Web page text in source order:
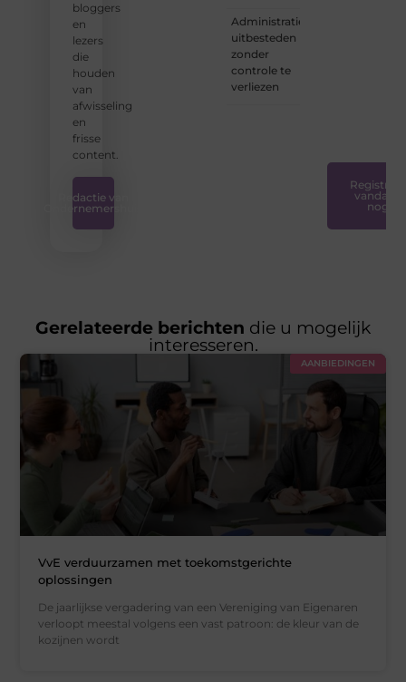
bloggers
en
lezers
die
houden
van
afwisseling
en
frisse
content.
Redactie van
Ondernemershuis
Administratie
uitbesteden
zonder
controle te
verliezen
Registreer
vandaag
nog
Gerelateerde berichten die u mogelijk
interesseren.
AANBIEDINGEN
VvE verduurzamen met toekomstgerichte
oplossingen
De jaarlijkse vergadering van een Vereniging van Eigenaren
verloopt meestal volgens een vast patroon: de kleur van de
kozijnen wordt